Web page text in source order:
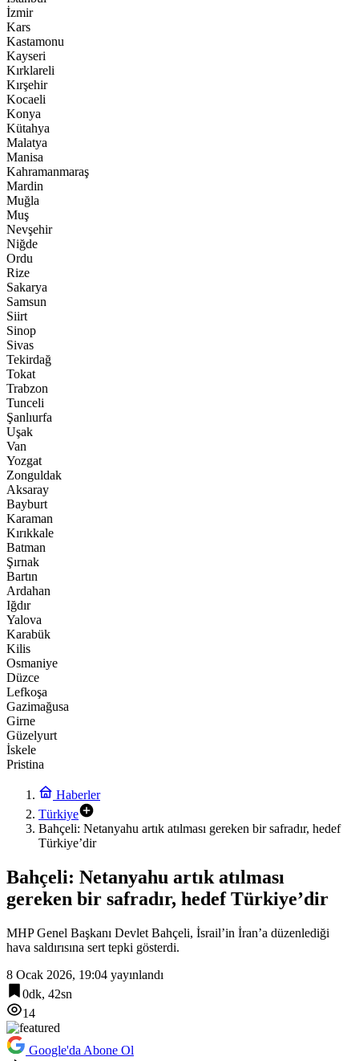
İzmir
Kars
Kastamonu
Kayseri
Kırklareli
Kırşehir
Kocaeli
Konya
Kütahya
Malatya
Manisa
Kahramanmaraş
Mardin
Muğla
Muş
Nevşehir
Niğde
Ordu
Rize
Sakarya
Samsun
Siirt
Sinop
Sivas
Tekirdağ
Tokat
Trabzon
Tunceli
Şanlıurfa
Uşak
Van
Yozgat
Zonguldak
Aksaray
Bayburt
Karaman
Kırıkkale
Batman
Şırnak
Bartın
Ardahan
Iğdır
Yalova
Karabük
Kilis
Osmaniye
Düzce
Lefkoşa
Gazimağusa
Girne
Güzelyurt
İskele
Pristina
Haberler
Türkiye
Bahçeli: Netanyahu artık atılması gereken bir safradır, hedef
Türkiye’dir
Bahçeli: Netanyahu artık atılması
gereken bir safradır, hedef Türkiye’dir
MHP Genel Başkanı Devlet Bahçeli, İsrail’in İran’a düzenlediği
hava saldırısına sert tepki gösterdi.
8 Ocak 2026, 19:04 yayınlandı
0dk, 42sn
14
Google'da Abone Ol